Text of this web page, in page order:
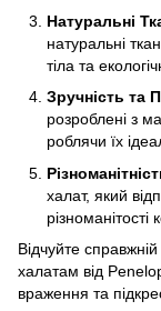
Натуральні
натуральні
тіла та
Зручність та
розроблені з
роблячи їх
халат, який
різноманітості
Відчуйте
халатам від
враження та